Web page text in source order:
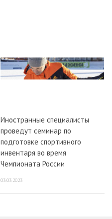
Иностранные специалисты
проведут семинар по
подготовке спортивного
инвентаря во время
Чемпионата России
03.03.2023